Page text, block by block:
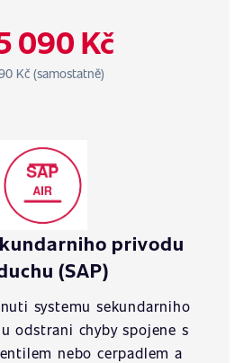
090 Kč
Kč (samostatně)
privodu
(SAP)
systemu sekundarniho
odstrani chyby spojene s
nebo cerpadlem a